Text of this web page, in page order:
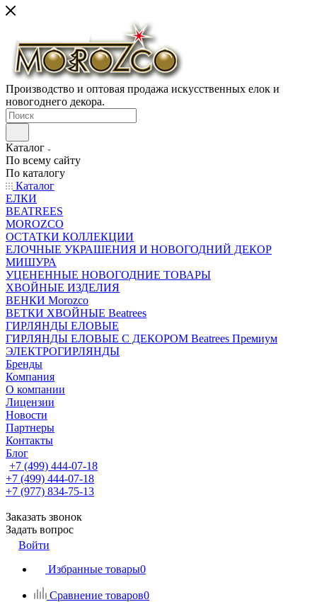
Производство и оптовая продажа искусственных елок и
новогоднего декора.
Каталог
По всему сайту
По каталогу
Каталог
ЕЛКИ
BEATREES
MOROZCO
ОСТАТКИ КОЛЛЕКЦИИ
ЕЛОЧНЫЕ УКРАШЕНИЯ И НОВОГОДНИЙ ДЕКОР
МИШУРА
УЦЕНЕННЫЕ НОВОГОДНИЕ ТОВАРЫ
ХВОЙНЫЕ ИЗДЕЛИЯ
ВЕНКИ Morozco
ВЕТКИ ХВОЙНЫЕ Beatrees
ГИРЛЯНДЫ ЕЛОВЫЕ
ГИРЛЯНДЫ ЕЛОВЫЕ С ДЕКОРОМ Beatrees Премиум
ЭЛЕКТРОГИРЛЯНДЫ
Бренды
Компания
О компании
Лицензии
Новости
Партнеры
Контакты
Блог
+7 (499) 444-07-18
+7 (499) 444-07-18
+7 (977) 834-75-13
Заказать звонок
Задать вопрос
Войти
Избранные товары0
Сравнение товаров0